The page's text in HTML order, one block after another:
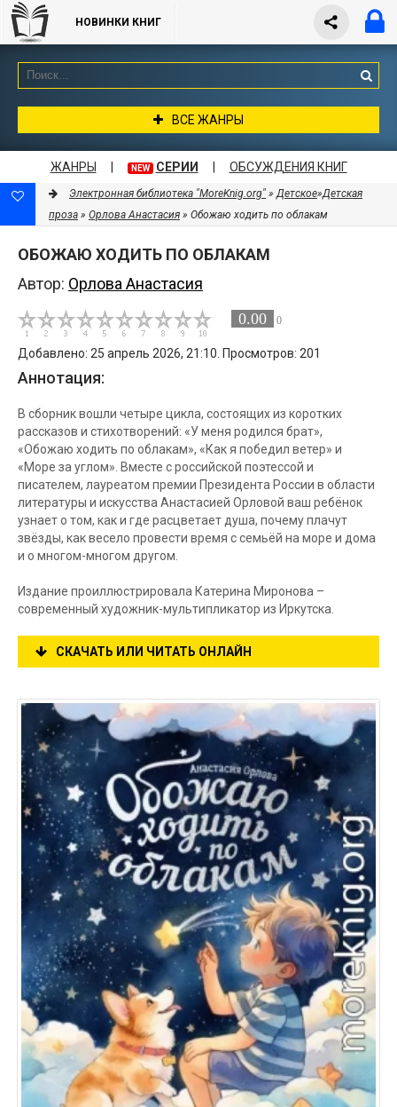
НОВИНКИ КНИГ
ВСЕ ЖАНРЫ
ЖАНРЫ NEW СЕРИИ ОБСУЖДЕНИЯ КНИГ
Электронная библиотека "MoreKnig.org" »Детское»Детская
проза » Орлова Анастасия » Обожаю ходить по облакам
ОБОЖАЮ ХОДИТЬ ПО ОБЛАКАМ
Автор: Орлова Анастасия
0.00 0
Добавлено: 25 апрель 2026, 21:10. Просмотров: 201
Аннотация:
В сборник вошли четыре цикла, состоящих из коротких
рассказов и стихотворений: «У меня родился брат»,
«Обожаю ходить по облакам», «Как я победил ветер» и
«Море за углом». Вместе с российской поэтессой и
писателем, лауреатом премии Президента России в области
литературы и искусства Анастасией Орловой ваш ребёнок
узнает о том, как и где расцветает душа, почему плачут
звёзды, как весело провести время с семьёй на море и дома
и о многом-многом другом.
Издание проиллюстрировала Катерина Миронова –
современный художник-мультипликатор из Иркутска.
СКАЧАТЬ ИЛИ ЧИТАТЬ ОНЛАЙН